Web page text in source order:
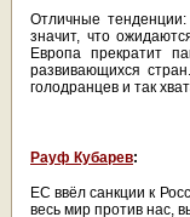
Отличные
значит, что
Европа прекратит
развивающихся
голодранцев и так
Рауф Кубарев:
ЕС ввёл санкции к
весь мир против нас,